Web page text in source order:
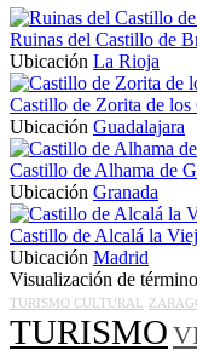
Ruinas del Castillo de
Ubicación La Rioja
Castillo de Zorita de los
Ubicación Guadalajara
Castillo de Alhama de
Ubicación Granada
Castillo de Alcalá la
Ubicación Madrid
Visualización de
TURISMO CULTURAL
TURISMO